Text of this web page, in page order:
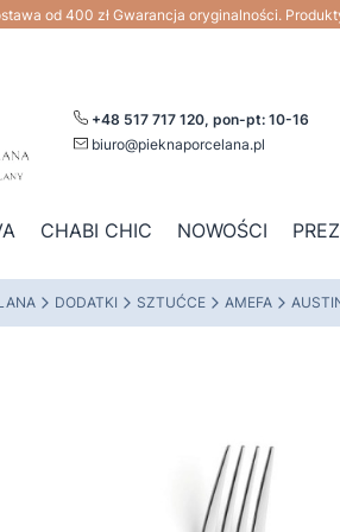
od 400 zł Gwarancja oryginalności.
+48 517 717 120, pon-pt: 10-16
biuro@pieknaporcelana.pl
CHABI CHIC NOWOŚCI
DODATKI SZTUĆCE AMEFA